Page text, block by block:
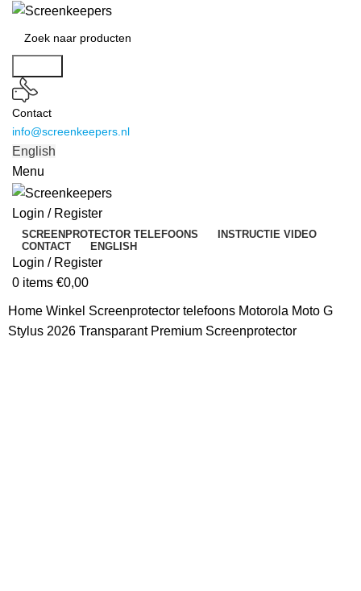
Contact
info@screenkeepers.nl
English
Menu
Login / Register
SCREENPROTECTOR TELEFOONS
INSTRUCTIE VIDEO
CONTACT
ENGLISH
Login / Register
0 items €0,00
HomeWinkel Screenprotector telefoons Motorola Moto G
Stylus 2026 Transparant Premium Screenprotector